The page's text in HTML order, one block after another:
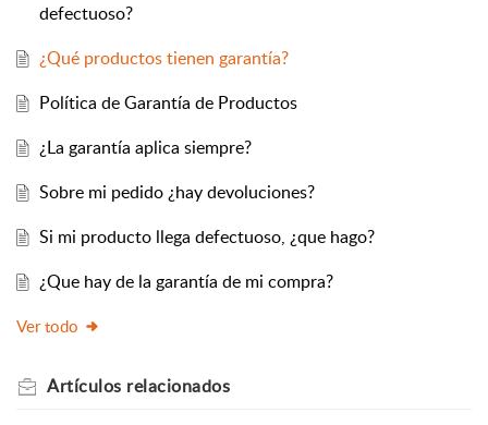
defectuoso?
¿Qué productos tienen garantía?
Política de Garantía de Productos
¿La garantía aplica siempre?
Sobre mi pedido ¿hay devoluciones?
Si mi producto llega defectuoso, ¿que hago?
¿Que hay de la garantía de mi compra?
Ver todo
Artículos relacionados